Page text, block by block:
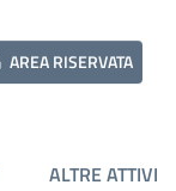
AREA RISERVATA
ALTRE